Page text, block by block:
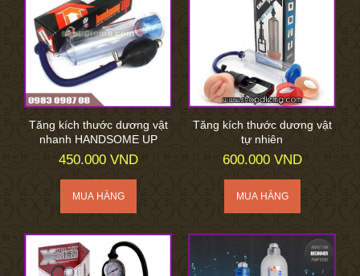
Tăng kích thước dương vật
nhanh HANDSOME UP
450.000 VND
Tăng kích thước dương vật
tự nhiên
600.000 VND